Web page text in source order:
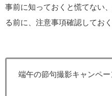
事前に知っておくと慌てない
る前に、注意事項確認してお
端午の節句撮影キャンペー